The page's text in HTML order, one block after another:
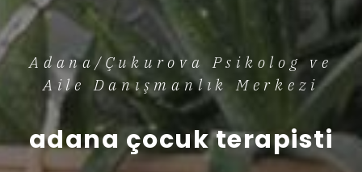
Adana/Çukurova Psikolog ve
Aile Danışmanlık Merkezi
adana çocuk terapisti